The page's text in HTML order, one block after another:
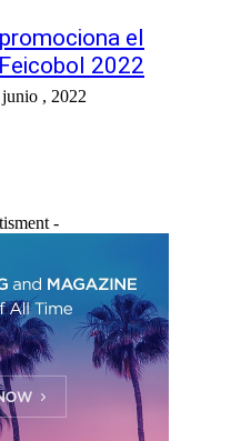
el
2022
junio , 2022
-